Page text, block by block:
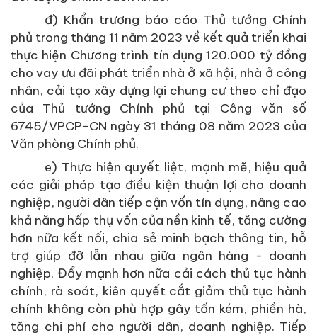
đ) Khẩn trương báo cáo Thủ tướng Chính
phủ trong tháng 11 năm 2023 về kết quả triển khai
thực hiện Chương trình tín dụng 120.000 tỷ đồng
cho vay ưu đãi phát triển nhà ở xã hội, nhà ở công
nhân, cải tạo xây dựng lại chung cư theo chỉ đạo
của Thủ tướng Chính phủ tại Công văn số
6745/VPCP-CN ngày 31 tháng 08 năm 2023 của
Văn phòng Chính phủ.
e) Thực hiện quyết liệt, mạnh mẽ, hiệu quả
các giải pháp tạo điều kiện thuận lợi cho doanh
nghiệp, người dân tiếp cận vốn tín dụng, nâng cao
khả năng hấp thụ vốn của nền kinh tế, tăng cường
hơn nữa kết nối, chia sẻ minh bạch thông tin, hỗ
trợ giúp đỡ lẫn nhau giữa ngân hàng - doanh
nghiệp. Đẩy mạnh hơn nữa cải cách thủ tục hành
chính, rà soát, kiên quyết cắt giảm thủ tục hành
chính không còn phù hợp gây tốn kém, phiền hà,
tăng chi phí cho người dân, doanh nghiệp. Tiếp